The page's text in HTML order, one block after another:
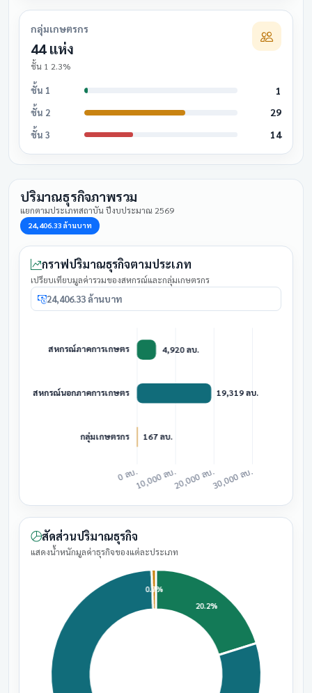
กลุ่มเกษตรกร
44 แห่ง
ชั้น 1 2.3%
ชั้น 1 1
ชั้น 2 29
ชั้น 3 14
ปริมาณธุรกิจภาพรวม
แยกตามประเภทสถาบัน ปีงบประมาณ 2569
24,406.33 ล้านบาท
กราฟปริมาณธุรกิจตามประเภท
เปรียบเทียบมูลค่ารวมของสหกรณ์และกลุ่มเกษตรกร
24,406.33 ล้านบาท
สัดส่วนปริมาณธุรกิจ
แสดงน้ำหนักมูลค่าธุรกิจของแต่ละประเภท